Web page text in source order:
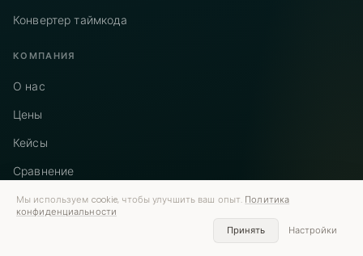
Конвертер таймкода
КОМПАНИЯ
О нас
Цены
Кейсы
Сравнение
Альтернативы
Мы используем cookie, чтобы улучшить ваш опыт. Политика
конфиденциальности
Принять
Настройки